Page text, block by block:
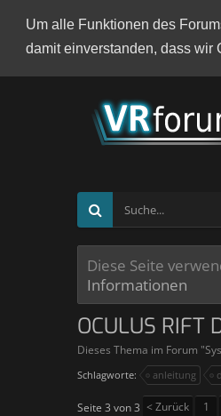
Um alle Funktionen des
damit einverstanden, dass wir
Diese Seite
Informationen
OCULUS RIFT
Dieses Thema im Forum "
Schlagworte: anleitung
Seite 3 von 3 < Zurück 1